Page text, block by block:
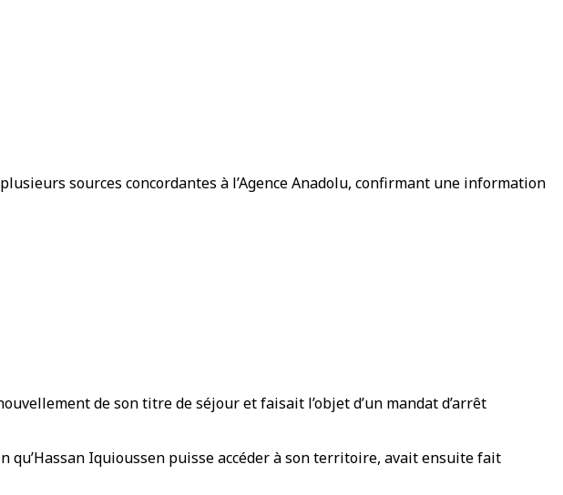
sources concordantes à l’Agence Anadolu, confirmant une information
de son titre de séjour et faisait l’objet d’un mandat d’arrêt
Iquioussen puisse accéder à son territoire, avait ensuite fait